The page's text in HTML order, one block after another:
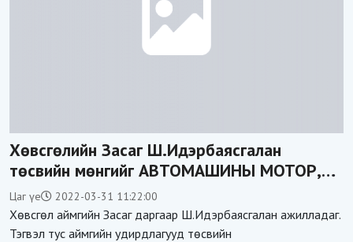
Хөвсгөлийн Засаг Ш.Идэрбаясгалан
төсвийн мөнгийг АВТОМАШИНЫ МОТОР,
ХРОП худалдан авахад ҮРЖЭЭ!!
Цаг үе 2022-03-31 11:22:00
Хөвсгөл аймгийн Засаг даргаар Ш.Идэрбаясгалан ажилладаг.
Тэгвэл тус аймгийн удирдлагууд төсвийн